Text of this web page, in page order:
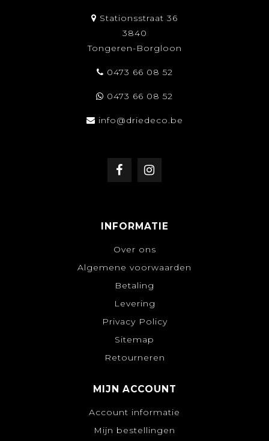
Stationsstraat 36
3840
Tongeren-Borgloon
0473 66 08 52
0473 66 08 52
info@driedeco.be
INFORMATIE
Over ons
Algemene voorwaarden
Betaling
Levering
Privacy Policy
Sitemap
Retourneren
MIJN ACCOUNT
Account informatie
Mijn bestellingen